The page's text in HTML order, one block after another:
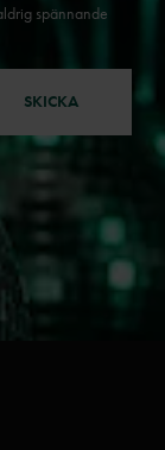
spännande
SKICKA